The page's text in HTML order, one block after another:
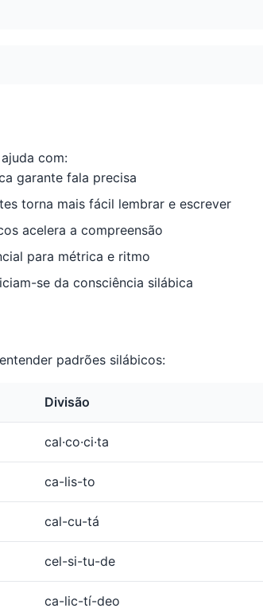
com:
garante fala precisa
torna mais fácil lembrar e escrever
acelera a compreensão
para métrica e ritmo
se da consciência silábica
padrões silábicos:
Divisão
cal·co·ci·ta
ca-lis-to
cal-cu-tá
cel-si-tu-de
ca-lic-tí-deo